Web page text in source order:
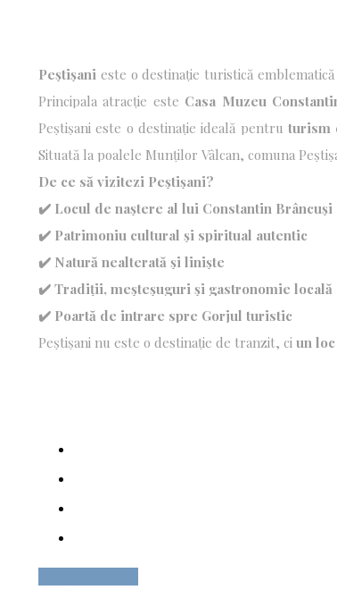
Peștișani este o destinație turistică
mai importante personalități ale artei
cultural cu peisajele rurale autentice.
Principala atracție este Casa Muzeu
sculptura modernă. Alături de aceasta,
și tradițiile populare vii conturează o experiență
Peștișani este o destinație ideală pentru turism
românești. Aici, arta, natura și tradiția se
Situată la poalele Munților Vâlcan, comuna
și comunități care păstrează vii obiceiurile
De ce să vizitezi Peștișani?
✔️ Locul de naștere al lui Constantin Brâncuși
✔️ Patrimoniu cultural și spiritual autentic
✔️ Natură nealterată și liniște
✔️ Tradiții, meșteșuguri și gastronomie locală
✔️ Poartă de intrare spre Gorjul turistic
Peștișani nu este o destinație de tranzit, ci un